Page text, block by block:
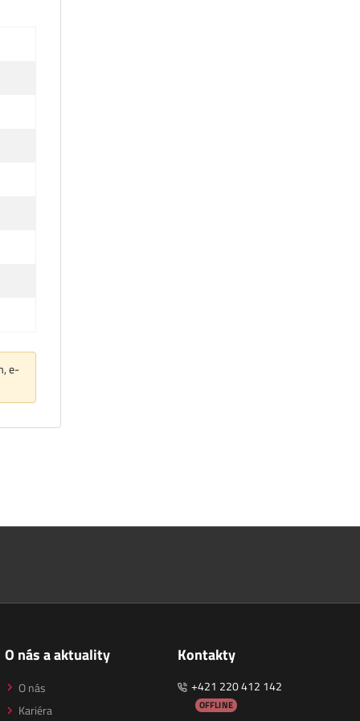
e-
O nás a aktuality
O nás
Kariéra
Kontakty
+421 220 412 142
OFFLINE